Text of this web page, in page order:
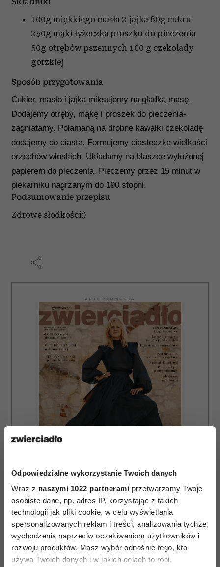
Odpowiedzialne wykorzystanie Twoich danych
Wraz z naszymi 1022 partnerami przetwarzamy Twoje
osobiste dane, np. adres IP, korzystając z takich
technologii jak pliki cookie, w celu wyświetlania
spersonalizowanych reklam i treści, analizowania tychże,
wychodzenia naprzeciw oczekiwaniom użytkowników i
rozwoju produktów. Masz wybór odnośnie tego, kto
używa Twoich danych i w jakich celach to robi.
100g miękkiego masła 2 jajka 80g cukru
250g mąki łyżeczka proszku do pieczenia
50g otrębów pszennych 100 g czekolady
gorzkiej
Sposób przygotowania
Cukier, masło i jajka miksujemy na gładką masę.
Dodajemy otręby, mąkę i proszek do pieczenia-
zagniatamy. Połamaną na drobne kawałki czekoladę
dodajemy do ciasta. Formujemy ciasteczka wielkości
orzechów włoskich. Układamy na blaszce wyłożonej
papierem do pieczenia. Pieczemy przez 15 minut w
piekarniku nagrzanym do 190 stopni.
Podsumowanie przepisu
Zdrowe słodkości:)
AUTOPROMOCJA
ZAMÓW
WYDANIE DRUKOWANE
E-WYDANIE